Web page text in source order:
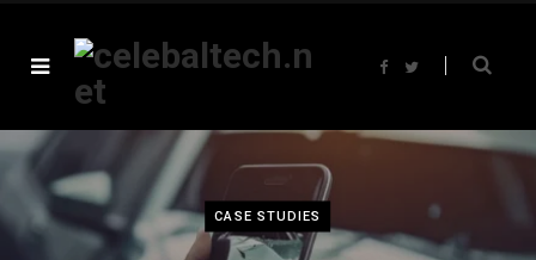
F
b
o
t
e
CASE STUDIES